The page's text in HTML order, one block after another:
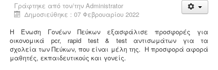
Γράφτηκε από τον/την Administrator
Δημοσιεύθηκε : 07 Φεβρουαρίου 2022
Η Ένωση Γονέων Πεύκων εξασφάλισε προσφορές για
οικονομικά pcr, rapid test & test αντισωμάτων για τα
σχολεία των Πεύκων, που είναι μέλη της. Η προσφορά αφορά
μαθητές, εκπαιδευτικούς και γονείς.